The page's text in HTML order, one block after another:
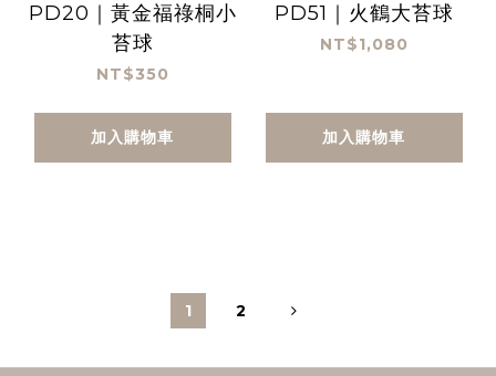
PD20｜黃金福祿桐小
苔球
NT$350
加入購物車
PD51｜火鶴大苔球
NT$1,080
加入購物車
1 2